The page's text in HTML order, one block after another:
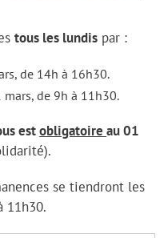
tous les lundis par :
de 14h à 16h30.
de 9h à 11h30.
estobligatoireau 01
se tiendront les
11h30.